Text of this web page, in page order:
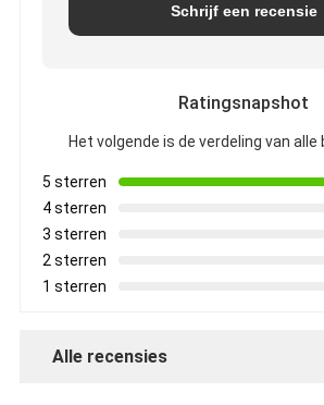
Schrijf een recensie
Ratingsnapshot
Het volgende is de verdeling van alle
5 sterren
4 sterren
3 sterren
2 sterren
1 sterren
Alle recensies